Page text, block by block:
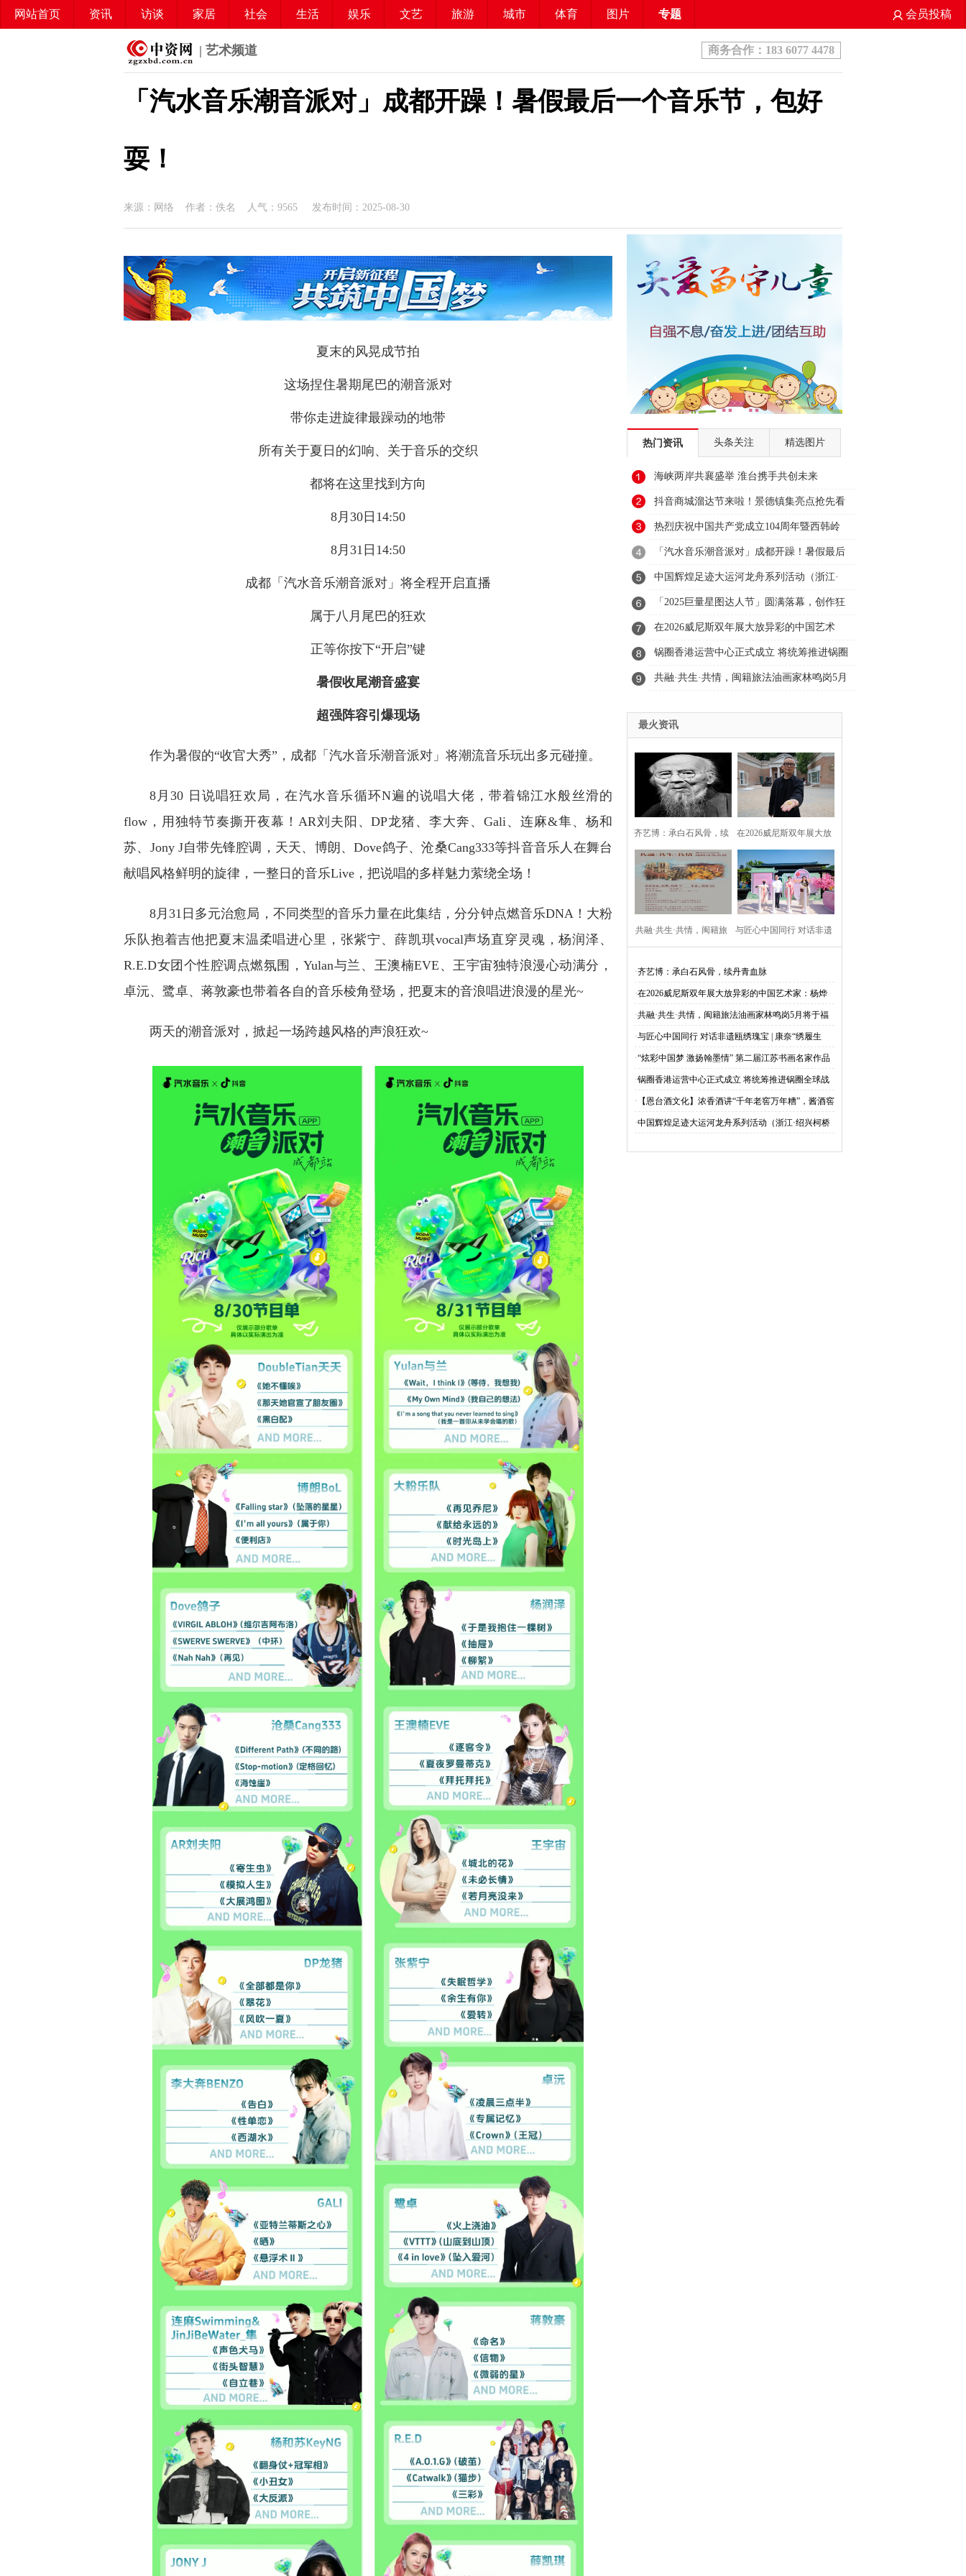
网站首页 资讯 访谈 家居 社会 生活 娱乐 文艺 旅游 城市 体育 图片 专题 会员投稿
| 艺术频道 商务合作：183 6077 4478
「汽水音乐潮音派对」成都开躁！暑假最后一个音乐节，包好
耍！
来源：网络 作者：佚名 人气： 9565 发布时间：2025-08-30
夏末的风晃成节拍
这场捏住暑期尾巴的潮音派对
带你走进旋律最躁动的地带
所有关于夏日的幻响、关于音乐的交织
都将在这里找到方向
8月30日14:50
8月31日14:50
成都「汽水音乐潮音派对」将全程开启直播
属于八月尾巴的狂欢
正等你按下“开启”键
暑假收尾潮音盛宴
超强阵容引爆现场
作为暑假的“收官大秀”，成都「汽水音乐潮音派对」将潮流音乐玩出多元碰撞。
8月30 日说唱狂欢局，在汽水音乐循环N遍的说唱大佬，带着锦江水般丝滑的
flow，用独特节奏撕开夜幕！AR刘夫阳、DP龙猪、李大奔、Gali、连麻&隼、杨和
苏、Jony J自带先锋腔调，天天、博朗、Dove鸽子、沧桑Cang333等抖音音乐人在舞台
献唱风格鲜明的旋律，一整日的音乐Live，把说唱的多样魅力萦绕全场！
8月31日多元治愈局，不同类型的音乐力量在此集结，分分钟点燃音乐DNA！大粉
乐队抱着吉他把夏末温柔唱进心里，张紫宁、薛凯琪vocal声场直穿灵魂，杨润泽、
R.E.D女团个性腔调点燃氛围，Yulan与兰、王澳楠EVE、王宇宙独特浪漫心动满分，
卓沅、鹭卓、蒋敦豪也带着各自的音乐棱角登场，把夏末的音浪唱进浪漫的星光~
两天的潮音派对，掀起一场跨越风格的声浪狂欢~
热门资讯 头条关注 精选图片
海峡两岸共襄盛举 淮台携手共创未来
抖音商城溜达节来啦！景德镇集亮点抢先看
～
热烈庆祝中国共产党成立104周年暨西韩岭
乡谢店村群众文艺展演
「汽水音乐潮音派对」成都开躁！暑假最后
一个音乐节，包好耍！
中国辉煌足迹大运河龙舟系列活动（浙江·
绍兴柯桥站）活力开桨
「2025巨量星图达人节」圆满落幕，创作狂
欢不散场
在2026威尼斯双年展大放异彩的中国艺术
家：杨烨炘
锅圈香港运营中心正式成立 将统筹推进锅圈
全球战略
共融·共生·共情，闽籍旅法油画家林鸣岗5月
最火资讯
齐艺博：承白石风骨，续
丹青血脉
在2026威尼斯双年展大放
异彩的中国艺术家：杨烨
炘
共融·共生·共情，闽籍旅
建省画院举办个展
与匠心中国同行 对话非遗
香”新品在温州园博园
·齐艺博：承白石风骨，续丹青血脉
·在2026威尼斯双年展大放异彩的中国艺术家：杨烨
炘
·共融·共生·共情，闽籍旅法油画家林鸣岗5月将于福
建省画院举办个展
·与匠心中国同行 对话非遗瓯绣瑰宝 | 康奈“绣履生
香”新品在温州园博园全国首发
·“炫彩中国梦 激扬翰墨情” 第二届江苏书画名家作品
邀请展(镇江)举行
·锅圈香港运营中心正式成立 将统筹推进锅圈全球战
略
· 【恩台酒文化】浓香酒讲“千年老窖万年糟”，酱酒窖
池呢？
·中国辉煌足迹大运河龙舟系列活动（浙江·绍兴柯桥